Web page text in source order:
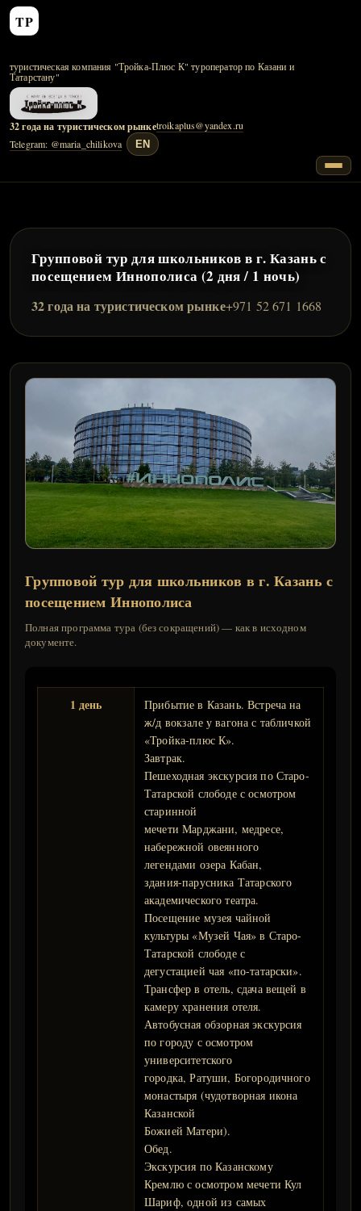
32 года на туристическом рынкеtroikaplus@yandex.ru
Telegram: @maria_chilikova
EN
Групповой тур для школьников в г. Казань с
посещением Иннополиса (2 дня / 1 ночь)
32 года на туристическом рынке+971 52 671 1668
Групповой тур для школьников в г. Казань с
посещением Иннополиса
Полная программа тура (без сокращений) — как в исходном
документе.
1 день
Прибытие в Казань. Встреча на
ж/д вокзале у вагона с табличкой
«Тройка-плюс К».
Завтрак.
Пешеходная экскурсия по Старо-
Татарской слободе с осмотром
старинной
мечети Марджани, медресе,
набережной овеянного
легендами озера Кабан,
здания-парусника Татарского
академического театра.
Посещение музея чайной
культуры «Музей Чая» в Старо-
Татарской слободе с
дегустацией чая «по-татарски».
Трансфер в отель, сдача вещей в
камеру хранения отеля.
Автобусная обзорная экскурсия
по городу с осмотром
университетского
городка, Ратуши, Богородичного
монастыря (чудотворная икона
Казанской
Божией Матери).
Обед.
Экскурсия по Казанскому
Кремлю с осмотром мечети Кул
Шариф, одной из самых